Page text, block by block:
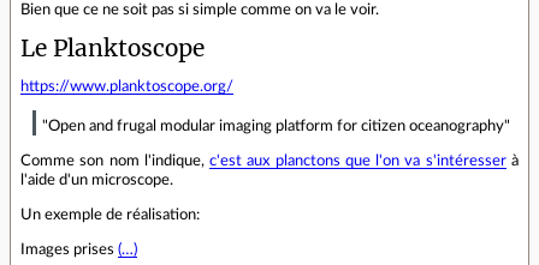
Bien que ce ne soit pas si simple comme on va le voir.
Le Planktoscope
https://www.planktoscope.org/
"Open and frugal modular imaging platform for citizen oceanography"
Comme son nom l'indique,c'est aux planctons que l'on va s'intéresserà
l'aide d'un microscope.
Un exemple de réalisation:
Images prises (…)